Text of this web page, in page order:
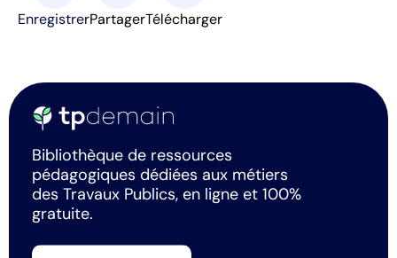
EnregistrerPartagerTélécharger
Bibliothèque de ressources
pédagogiques dédiées aux métiers
des Travaux Publics, en ligne et 100%
gratuite.